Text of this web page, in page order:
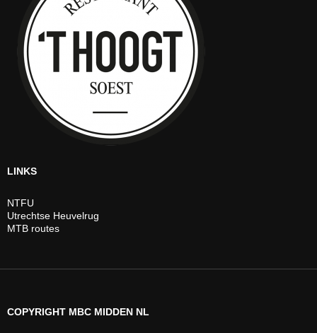
LINKS
NTFU
Utrechtse Heuvelrug
MTB routes
COPYRIGHT MBC MIDDEN NL